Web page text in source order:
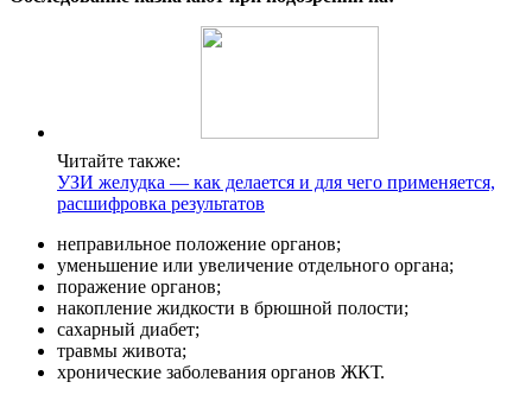
Читайте также:
УЗИ желудка — как делается и для чего применяется,
расшифровка результатов
неправильное положение органов;
уменьшение или увеличение отдельного органа;
поражение органов;
накопление жидкости в брюшной полости;
сахарный диабет;
травмы живота;
хронические заболевания органов ЖКТ.